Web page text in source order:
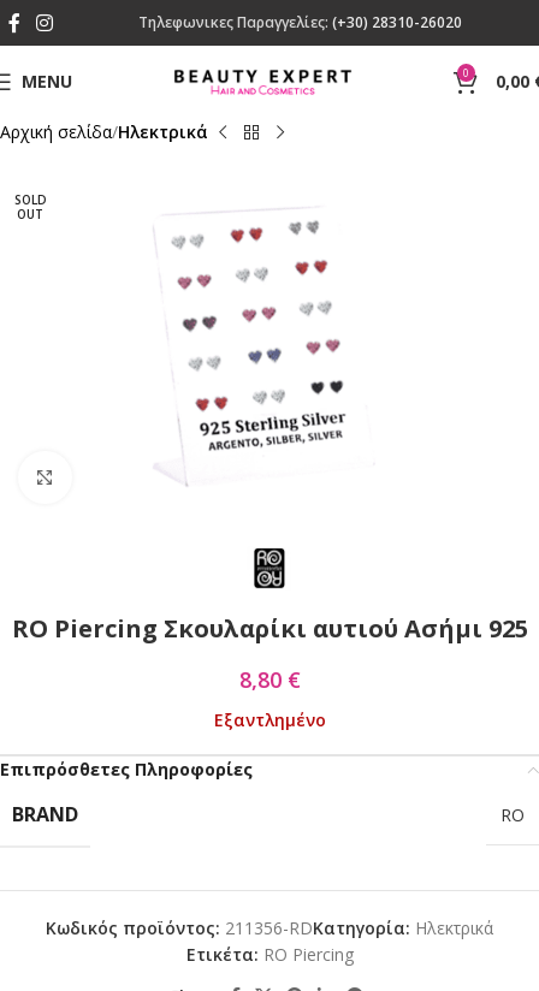
Τηλεφωνικες Παραγγελίες: (+30) 28310-26020
MENU 0 0,00
Αρχική σελίδα Ηλεκτρικά
SOLD
OUT
RO Piercing Σκουλαρίκι αυτιού Ασήμι 925
8,80 €
Εξαντλημένο
Επιπρόσθετες Πληροφορίες
BRAND RO
Κωδικός προϊόντος: 211356-RDΚατηγορία: Ηλεκτρικά
Ετικέτα: RO Piercing